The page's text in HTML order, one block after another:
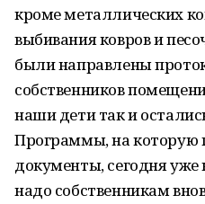
кроме металлических
выбивания ковров и
были направлены
собственников
наши дети так и
Программы, на которую
документы, сегодня уже
надо собственникам